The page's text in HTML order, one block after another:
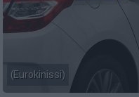
(Eurokinissi)